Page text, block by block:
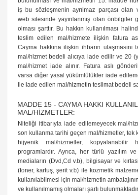
iş bu sözleşmenin ayrılmaz parçası olan
web sitesinde yayınlanmış olan önbilgiler
olması şarttır. Bu hakkın kullanılması
teslim edilen mal/hizmete ilişkin fatura
Cayma hakkına ilişkin ihbarın
mal/hizmet bedeli alıcıya iade edilir ve 20
mal/hizmet iade alınır. Fatura aslı
varsa diğer yasal yükümlülükler iade
ile iade edilen mal/hizmetin teslimat bedeli
MADDE 15 - CAYMA HAKKI
MAL/HİZMETLER:
Niteliği itibarıyla iade edilemeyecek mal/
son kullanma tarihi geçen mal/hizmetler, tek
hijyenik mal/hizmetler,
programlardır. Ayrıca, her türlü yazılım
mediaların (Dvd,Cd v.b), bilgisayar ve
(toner, kartuş, şerit v.b) ile kozmetik
kullanılabilmesi için mal/hizmetin
ve kullanılmamış olmaları şartı